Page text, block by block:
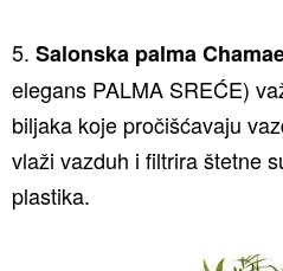
5. Salonska palma
elegans PALMA SREĆE)
biljaka koje pročišćavaju
vlaži vazduh i filtrira štetne
plastika.